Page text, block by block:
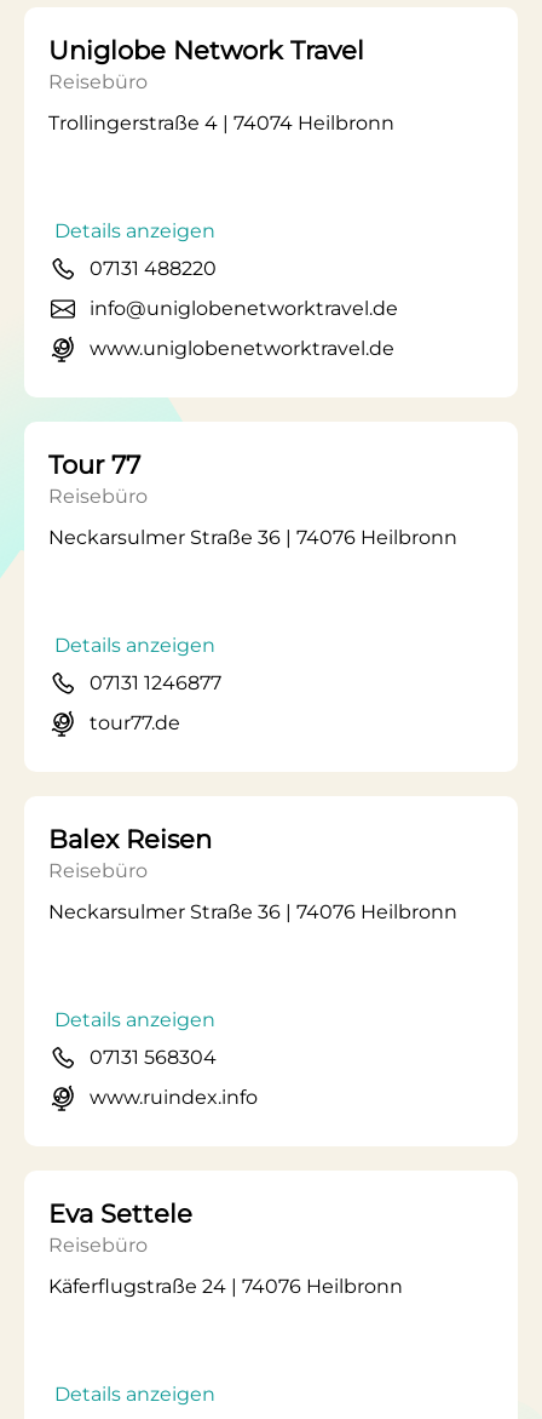
Uniglobe Network Travel
Reisebüro
Trollingerstraße 4 | 74074 Heilbronn
Details anzeigen
07131 488220
info@uniglobenetworktravel.de
www.uniglobenetworktravel.de
Tour 77
Reisebüro
Neckarsulmer Straße 36 | 74076 Heilbronn
Details anzeigen
07131 1246877
tour77.de
Balex Reisen
Reisebüro
Neckarsulmer Straße 36 | 74076 Heilbronn
Details anzeigen
07131 568304
www.ruindex.info
Eva Settele
Reisebüro
Käferflugstraße 24 | 74076 Heilbronn
Details anzeigen